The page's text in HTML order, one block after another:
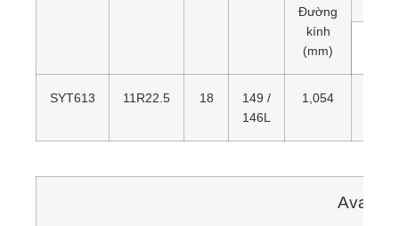
Đường
kính
(mm)
SYT613 11R22.5 18
149 /
146L
1,054